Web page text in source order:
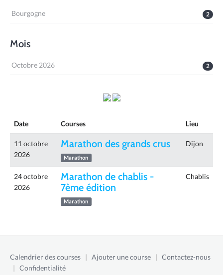
2
Bourgogne
Mois
2
Octobre 2026
Date Courses Lieu
11 octobre
2026
Marathon des grands crus
Marathon
Dijon
24 octobre
2026
Marathon de chablis -
7ème édition
Marathon
Chablis
Calendrier des courses | Ajouter une course | Contactez-nous
| Confidentialité